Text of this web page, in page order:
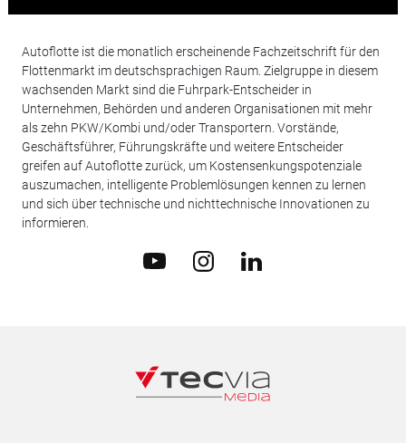
Autoflotte ist die monatlich erscheinende Fachzeitschrift für den
Flottenmarkt im deutschsprachigen Raum. Zielgruppe in diesem
wachsenden Markt sind die Fuhrpark-Entscheider in
Unternehmen, Behörden und anderen Organisationen mit mehr
als zehn PKW/Kombi und/oder Transportern. Vorstände,
Geschäftsführer, Führungskräfte und weitere Entscheider
greifen auf Autoflotte zurück, um Kostensenkungspotenziale
auszumachen, intelligente Problemlösungen kennen zu lernen
und sich über technische und nichttechnische Innovationen zu
informieren.